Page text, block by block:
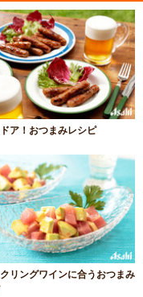
ア！おつまみレシピ
リングワインに合うおつまみ